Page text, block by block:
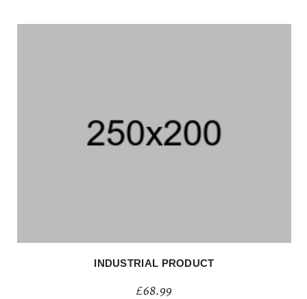
INDUSTRIAL PRODUCT
£68.99